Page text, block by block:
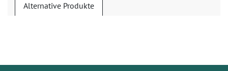
Alternative Produkte